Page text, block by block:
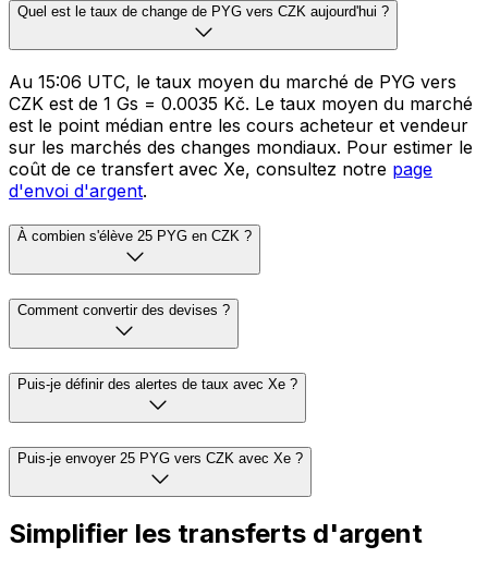
Quel est le taux de change de PYG vers CZK aujourd'hui ?
Au 15:06 UTC, le taux moyen du marché de PYG vers
CZK est de 1 Gs = 0.0035 Kč. Le taux moyen du marché
est le point médian entre les cours acheteur et vendeur
sur les marchés des changes mondiaux. Pour estimer le
coût de ce transfert avec Xe, consultez notre page
d'envoi d'argent.
À combien s'élève 25 PYG en CZK ?
Comment convertir des devises ?
Puis-je définir des alertes de taux avec Xe ?
Puis-je envoyer 25 PYG vers CZK avec Xe ?
Simplifier les transferts d'argent